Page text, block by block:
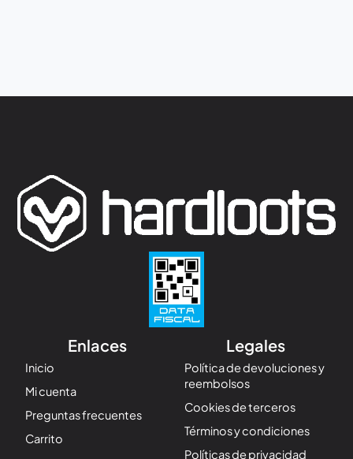
Enlaces
Inicio
Mi cuenta
Preguntas frecuentes
Carrito
Legales
Política de devoluciones y
reembolsos
Cookies de terceros
Términos y condiciones
Políticas de privacidad